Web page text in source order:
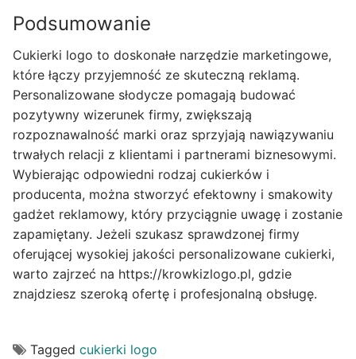
Podsumowanie
Cukierki logo to doskonałe narzędzie marketingowe,
które łączy przyjemność ze skuteczną reklamą.
Personalizowane słodycze pomagają budować
pozytywny wizerunek firmy, zwiększają
rozpoznawalność marki oraz sprzyjają nawiązywaniu
trwałych relacji z klientami i partnerami biznesowymi.
Wybierając odpowiedni rodzaj cukierków i
producenta, można stworzyć efektowny i smakowity
gadżet reklamowy, który przyciągnie uwagę i zostanie
zapamiętany. Jeżeli szukasz sprawdzonej firmy
oferującej wysokiej jakości personalizowane cukierki,
warto zajrzeć na https://krowkizlogo.pl, gdzie
znajdziesz szeroką ofertę i profesjonalną obsługę.
Tagged cukierki logo